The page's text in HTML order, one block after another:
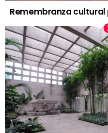
Remembranza cultural